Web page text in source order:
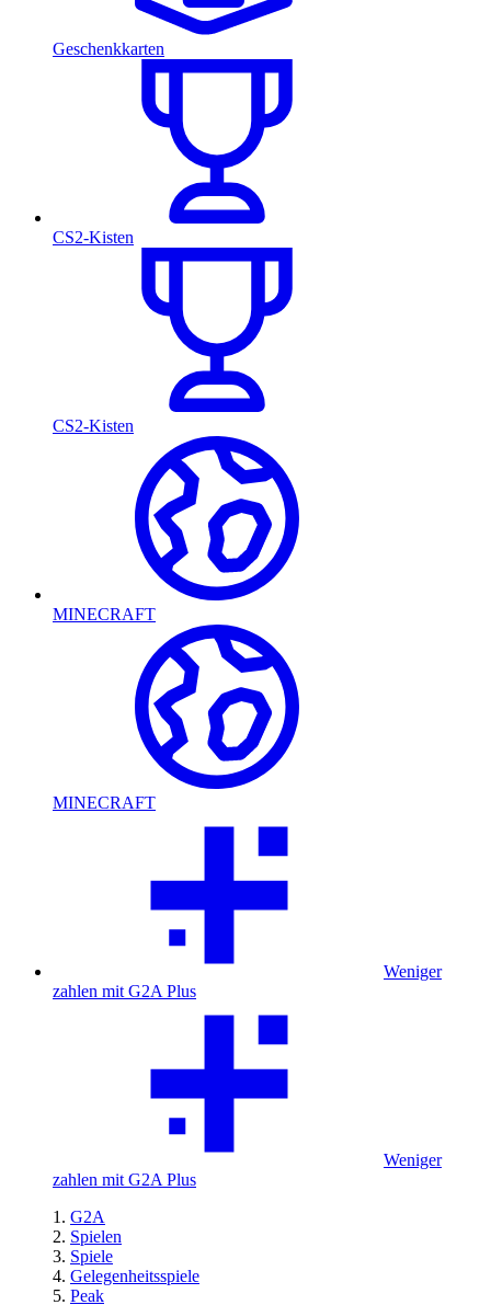
Geschenkkarten
CS2-Kisten
CS2-Kisten
MINECRAFT
MINECRAFT
Weniger
zahlen mit G2A Plus
Weniger
zahlen mit G2A Plus
G2A
Spielen
Spiele
Gelegenheitsspiele
Peak